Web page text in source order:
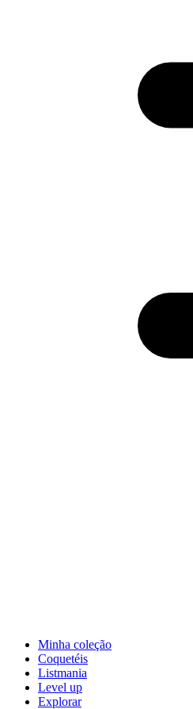
Minha coleção
Coquetéis
Listmania
Level up
Explorar